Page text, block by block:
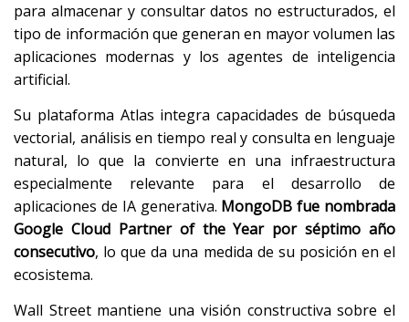
para almacenar y consultar datos no estructurados, el
tipo de información que generan en mayor volumen las
aplicaciones modernas y los agentes de inteligencia
artificial.
Su plataforma Atlas integra capacidades de búsqueda
vectorial, análisis en tiempo real y consulta en lenguaje
natural, lo que la convierte en una infraestructura
especialmente relevante para el desarrollo de
aplicaciones de IA generativa. MongoDB fue nombrada
Google Cloud Partner of the Year por séptimo año
consecutivo, lo que da una medida de su posición en el
ecosistema.
Wall Street mantiene una visión constructiva sobre el